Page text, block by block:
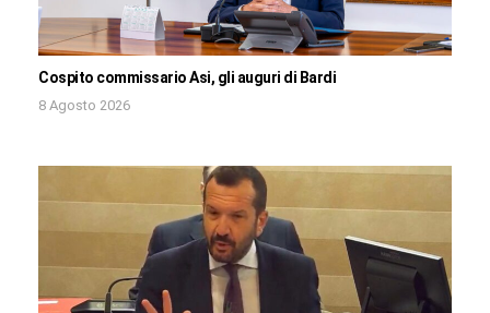
Cospito commissario Asi, gli auguri di Bardi
8 Agosto 2026